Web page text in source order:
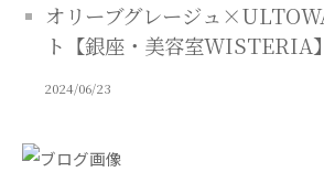
オリーブグレージュ
ト【銀座・美容室WISTERIA】
2024/06/23